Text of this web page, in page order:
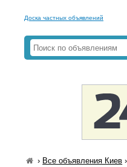
Доска частных объявлений
› Все объявления Киев